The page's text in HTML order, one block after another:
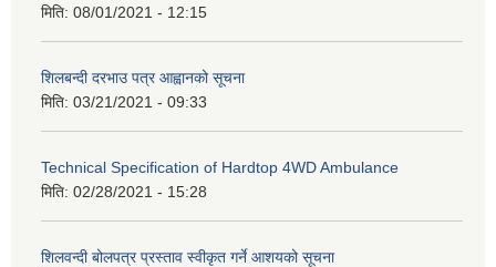
मिति: 08/01/2021 - 12:15
शिलबन्दी दरभाउ पत्र आह्वानको सूचना
मिति: 03/21/2021 - 09:33
Technical Specification of Hardtop 4WD Ambulance
मिति: 02/28/2021 - 15:28
शिलवन्दी बोलपत्र प्रस्ताव स्वीकृत गर्ने आशयको सूचना